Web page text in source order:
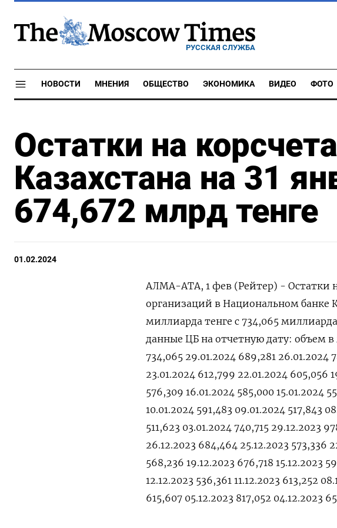
РУССКАЯ СЛУЖБА
НОВОСТИ МНЕНИЯ ОБЩЕСТВО ЭКОНОМИКА ВИДЕО ФОТО
Остатки на
Казахстана на 31
674,672 млрд тенге
01.02.2024
АЛМА-АТА, 1 фев (Рейтер) - Остатки
организаций в Национальном банке
миллиарда тенге с 734,065
данные ЦБ на отчетную дату: объем в
734,065 29.01.2024 689,281 26.01.2024
23.01.2024 612,799 22.01.2024 605,056
576,309 16.01.2024 585,000 15.01.2024
10.01.2024 591,483 09.01.2024 517,843
511,623 03.01.2024 740,715 29.12.2023
26.12.2023 684,464 25.12.2023 573,336
568,236 19.12.2023 676,718 15.12.2023
12.12.2023 536,361 11.12.2023 613,252
615,607 05.12.2023 817,052 04.12.2023